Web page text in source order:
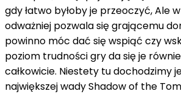
gdy łatwo byłoby je przeoczyć, Ale
odważniej pozwala się grającemu
powinno móc dać się wspiąć czy
poziom trudności gry da się je
całkowicie. Niestety tu dochodzimy
największej wady Shadow of the